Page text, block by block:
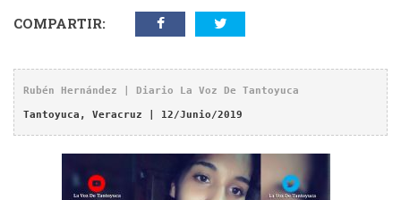
COMPARTIR:
Rubén Hernández | Diario La Voz De Tantoyuca
Tantoyuca, Veracruz | 12/Junio/2019